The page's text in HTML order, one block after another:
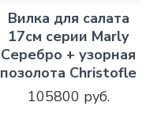
Вилка для салата
17см серии Marly
Серебро + узорная
позолота Christofle
105800 руб.